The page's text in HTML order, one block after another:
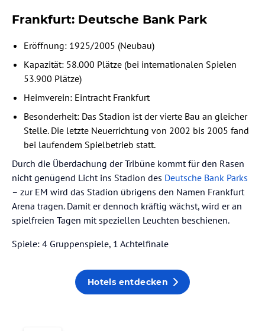
Frankfurt: Deutsche Bank Park
Eröffnung: 1925/2005 (Neubau)
Kapazität: 58.000 Plätze (bei internationalen Spielen
53.900 Plätze)
Heimverein: Eintracht Frankfurt
Besonderheit: Das Stadion ist der vierte Bau an gleicher
Stelle. Die letzte Neuerrichtung von 2002 bis 2005 fand
bei laufendem Spielbetrieb statt.
Durch die Überdachung der Tribüne kommt für den Rasen
nicht genügend Licht ins Stadion des Deutsche Bank Parks
– zur EM wird das Stadion übrigens den Namen Frankfurt
Arena tragen. Damit er dennoch kräftig wächst, wird er an
spielfreien Tagen mit speziellen Leuchten beschienen.
Spiele: 4 Gruppenspiele, 1 Achtelfinale
Hotels entdecken